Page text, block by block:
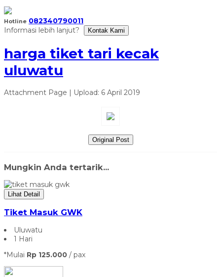
Hotline 082340790011
Informasi lebih lanjut?
Kontak Kami
harga tiket tari kecak
uluwatu
Attachment Page | Upload: 6 April 2019
Original Post
Mungkin Anda tertarik...
Lihat Detail
Tiket Masuk GWK
Uluwatu
1 Hari
*Mulai Rp 125.000 / pax